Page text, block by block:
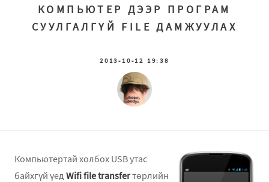
КОМПЬЮТЕР ДЭЭР ПРОГРАМ
СУУЛГАЛГҮЙ FILE ДАМЖУУЛАХ
2013-10-12 19:38
Компьютертай холбох USB утас
байхгүй үед Wifi file transferтөрлийн